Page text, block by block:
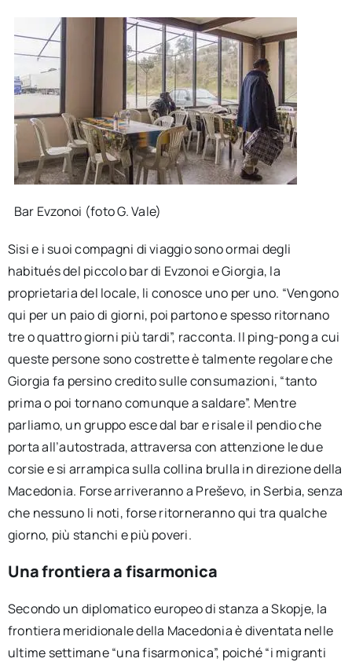
Bar Evzonoi (foto G. Vale)
Sisi e i suoi compagni di viaggio sono ormai degli
habitués del piccolo bar di Evzonoi e Giorgia, la
proprietaria del locale, li conosce uno per uno. “Vengono
qui per un paio di giorni, poi partono e spesso ritornano
tre o quattro giorni più tardi”, racconta. Il ping-pong a cui
queste persone sono costrette è talmente regolare che
Giorgia fa persino credito sulle consumazioni, “tanto
prima o poi tornano comunque a saldare”. Mentre
parliamo, un gruppo esce dal bar e risale il pendio che
porta all’autostrada, attraversa con attenzione le due
corsie e si arrampica sulla collina brulla in direzione della
Macedonia. Forse arriveranno a Preševo, in Serbia, senza
che nessuno li noti, forse ritorneranno qui tra qualche
giorno, più stanchi e più poveri.
Una frontiera a fisarmonica
Secondo un diplomatico europeo di stanza a Skopje, la
frontiera meridionale della Macedonia è diventata nelle
ultime settimane “una fisarmonica”, poiché “i migranti